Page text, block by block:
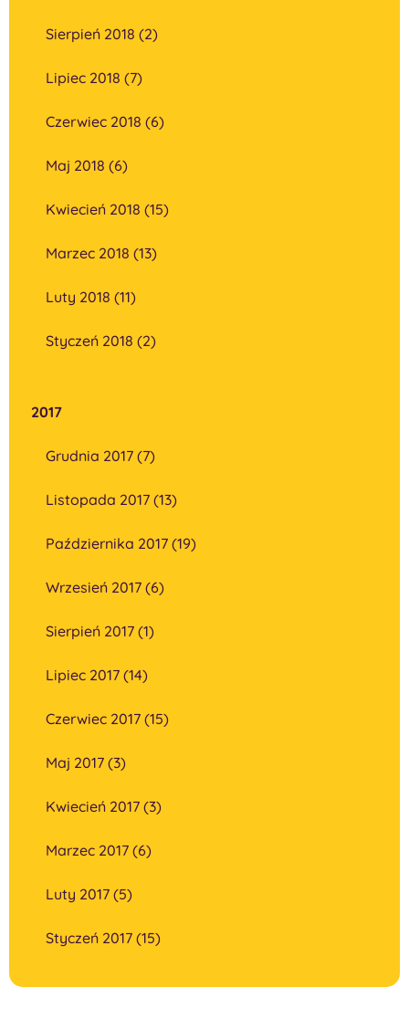
Sierpień 2018 (2)
Lipiec 2018 (7)
Czerwiec 2018 (6)
Maj 2018 (6)
Kwiecień 2018 (15)
Marzec 2018 (13)
Luty 2018 (11)
Styczeń 2018 (2)
2017
Grudnia 2017 (7)
Listopada 2017 (13)
Października 2017 (19)
Wrzesień 2017 (6)
Sierpień 2017 (1)
Lipiec 2017 (14)
Czerwiec 2017 (15)
Maj 2017 (3)
Kwiecień 2017 (3)
Marzec 2017 (6)
Luty 2017 (5)
Styczeń 2017 (15)